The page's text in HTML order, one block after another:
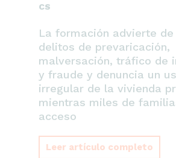
CS
La formación advierte
delitos de prevaricación,
malversación, tráfico de
y fraude y denuncia un
irregular de la vivienda
mientras miles de
acceso
Leer artículo completo